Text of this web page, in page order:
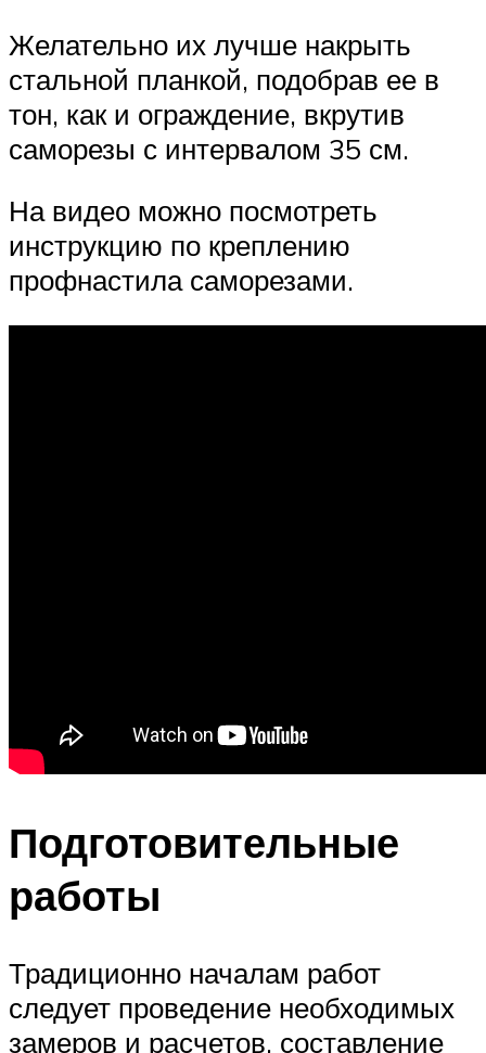
Желательно их лучше накрыть
стальной планкой, подобрав ее в
тон, как и ограждение, вкрутив
саморезы с интервалом 35 см.
На видео можно посмотреть
инструкцию по креплению
профнастила саморезами.
Подготовительные
работы
Традиционно началам работ
следует проведение необходимых
замеров и расчетов, составление